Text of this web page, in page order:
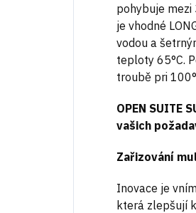
pohybuje mezi
je vhodné
vodou a
teploty 65°C.
troubě pri
OPEN SUITE
vašich
Zařizování
Inovace je
která zlepšují